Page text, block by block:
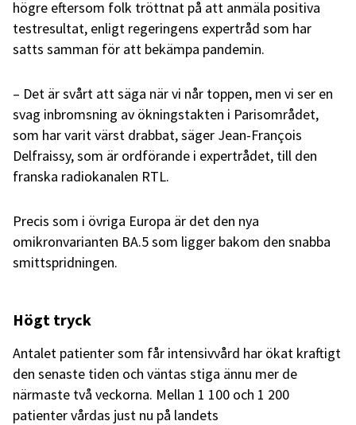
högre eftersom folk tröttnat på att anmäla positiva
testresultat, enligt regeringens expertråd som har
satts samman för att bekämpa pandemin.
– Det är svårt att säga när vi når toppen, men vi ser en
svag inbromsning av ökningstakten i Parisområdet,
som har varit värst drabbat, säger Jean-François
Delfraissy, som är ordförande i expertrådet, till den
franska radiokanalen RTL.
Precis som i övriga Europa är det den nya
omikronvarianten BA.5 som ligger bakom den snabba
smittspridningen.
Högt tryck
Antalet patienter som får intensivvård har ökat kraftigt
den senaste tiden och väntas stiga ännu mer de
närmaste två veckorna. Mellan 1 100 och 1 200
patienter vårdas just nu på landets